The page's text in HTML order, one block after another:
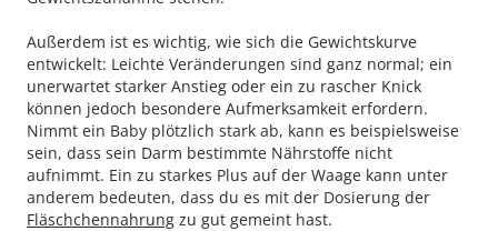
Außerdem ist es wichtig, wie sich die Gewichtskurve
entwickelt: Leichte Veränderungen sind ganz normal; ein
unerwartet starker Anstieg oder ein zu rascher Knick
können jedoch besondere Aufmerksamkeit erfordern.
Nimmt ein Baby plötzlich stark ab, kann es beispielsweise
sein, dass sein Darm bestimmte Nährstoffe nicht
aufnimmt. Ein zu starkes Plus auf der Waage kann unter
anderem bedeuten, dass du es mit der Dosierung der
Fläschchennahrung zu gut gemeint hast.